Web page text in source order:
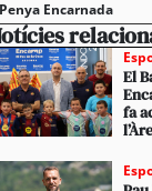
Penya Encarnada
El
fa